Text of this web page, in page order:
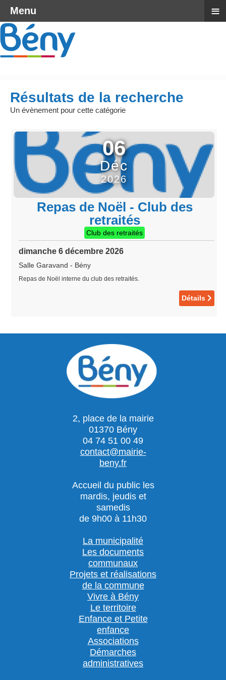
Résultats de la recherche
Un évènement pour cette catégorie
06
Déc
2026
Repas de Noël - Club des
retraités
Club des retraités
dimanche 6 décembre 2026
Salle Garavand - Bény
Repas de Noël interne du club des retraités.
Détails
2, place de la mairie
01370 Bény
04 74 51 00 49
contact@mairie-
beny.fr
Accueil du public les
mardis, jeudis et
samedis
de 9h00 à 11h30
La municipalité
Les documents
communaux
Projets et réalisations
de la commune
Vivre à Bény
Le territoire
Enfance et Petite
enfance
Associations
Démarches
administratives
Menu ≡